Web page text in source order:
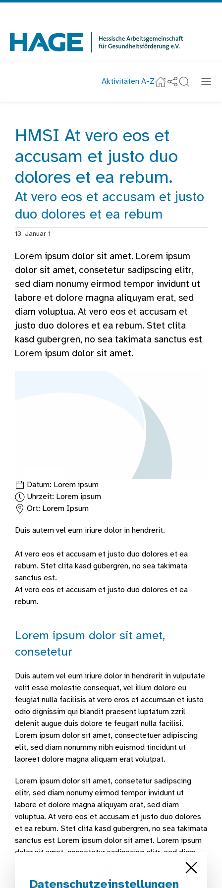
überspringen
Aktivitäten A-Z
Startseite
Social-Media
Suche
StartseiteAktuelles HMSI At vero eos et accusam et justo
nachricht
HMSI At vero eos et
accusam et justo duo
dolores et ea rebum.
At vero eos et accusam et justo
duo dolores et ea rebum
13. Januar 1
Lorem ipsum dolor sit amet. Lorem ipsum
dolor sit amet, consetetur sadipscing elitr,
sed diam nonumy eirmod tempor invidunt ut
labore et dolore magna aliquyam erat, sed
diam voluptua. At vero eos et accusam et
justo duo dolores et ea rebum. Stet clita
kasd gubergren, no sea takimata sanctus est
Lorem ipsum dolor sit amet.
Datum: Lorem ipsum
Uhrzeit: Lorem ipsum
Standort:
Ort: Lorem Ipsum
Duis autem vel eum iriure dolor in hendrerit.
At vero eos et accusam et justo duo dolores et ea
rebum. Stet clita kasd gubergren, no sea takimata
sanctus est.
At vero eos et accusam et justo duo dolores et ea
rebum.
Lorem ipsum dolor sit amet,
consetetur
Duis autem vel eum iriure dolor in hendrerit in vulputate
velit esse molestie consequat, vel illum dolore eu
feugiat nulla facilisis at vero eros et accumsan et iusto
odio dignissim qui blandit praesent luptatum zzril
delenit augue duis dolore te feugait nulla facilisi.
Lorem ipsum dolor sit amet, consectetuer adipiscing
elit, sed diam nonummy nibh euismod tincidunt ut
laoreet dolore magna aliquam erat volutpat.
Lorem ipsum dolor sit amet, consetetur sadipscing
elitr, sed diam nonumy eirmod tempor invidunt ut
labore et dolore magna aliquyam erat, sed diam
voluptua. At vero eos et accusam et justo duo dolores
et ea rebum. Stet clita kasd gubergren, no sea takimata
sanctus est Lorem ipsum dolor sit amet. Lorem ipsum
dolor sit amet, consetetur sadipscing elitr, sed diam
nonumy eirmod tempor invidunt ut labore et dolore
Datenschutzeinstellungen